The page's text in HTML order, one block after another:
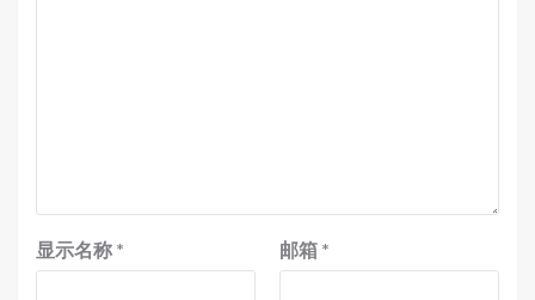
显示名称 * 邮箱 *